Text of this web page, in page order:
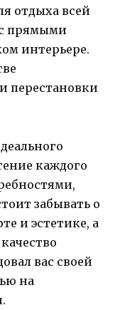
отдыха всей
прямыми
интерьере.
перестановки
каждого
забывать о
и эстетике, а
вас своей
на